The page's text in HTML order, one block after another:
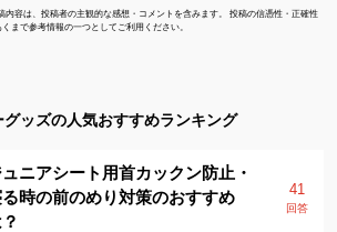
内容は、投稿者の主観的な感想・コメントを含みます。 投稿の信憑性・正確性
まで参考情報の一つとしてご利用ください。
グッズの人気おすすめランキング
ニアシート用首カックン防止・
時の前のめり対策のおすすめ
41
回答